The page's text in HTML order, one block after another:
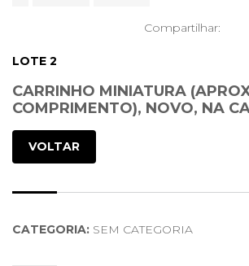
Compartilhar:
LOTE 2
CARRINHO MINIATURA
COMPRIMENTO), NOVO, NA
VOLTAR
CATEGORIA: SEM CATEGORIA